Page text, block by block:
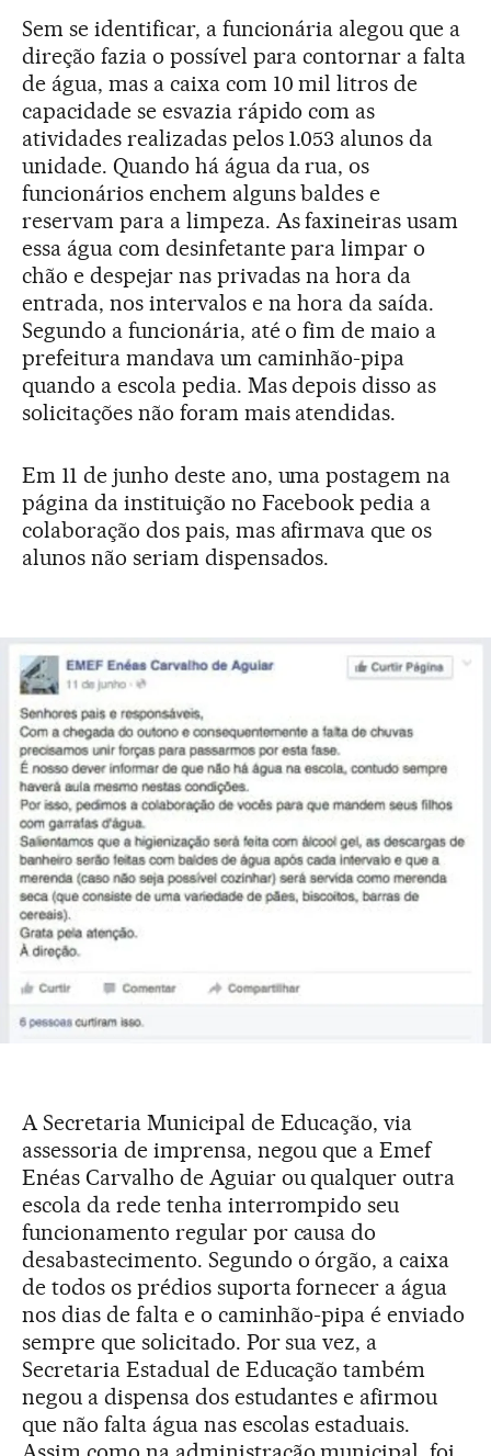
Sem se identificar, a funcionária alegou que a
direção fazia o possível para contornar a falta
de água, mas a caixa com 10 mil litros de
capacidade se esvazia rápido com as
atividades realizadas pelos 1.053 alunos da
unidade. Quando há água da rua, os
funcionários enchem alguns baldes e
reservam para a limpeza. As faxineiras usam
essa água com desinfetante para limpar o
chão e despejar nas privadas na hora da
entrada, nos intervalos e na hora da saída.
Segundo a funcionária, até o fim de maio a
prefeitura mandava um caminhão-pipa
quando a escola pedia. Mas depois disso as
solicitações não foram mais atendidas.
Em 11 de junho deste ano, uma postagem na
página da instituição no Facebook pedia a
colaboração dos pais, mas afirmava que os
alunos não seriam dispensados.
A Secretaria Municipal de Educação, via
assessoria de imprensa, negou que a Emef
Enéas Carvalho de Aguiar ou qualquer outra
escola da rede tenha interrompido seu
funcionamento regular por causa do
desabastecimento. Segundo o órgão, a caixa
de todos os prédios suporta fornecer a água
nos dias de falta e o caminhão-pipa é enviado
sempre que solicitado. Por sua vez, a
Secretaria Estadual de Educação também
negou a dispensa dos estudantes e afirmou
que não falta água nas escolas estaduais.